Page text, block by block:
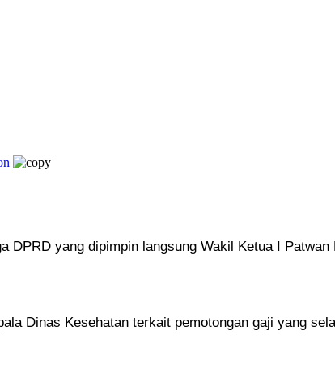
DPRD yang dipimpin langsung Wakil Ketua I
Dinas Kesehatan terkait pemotongan gaji yang